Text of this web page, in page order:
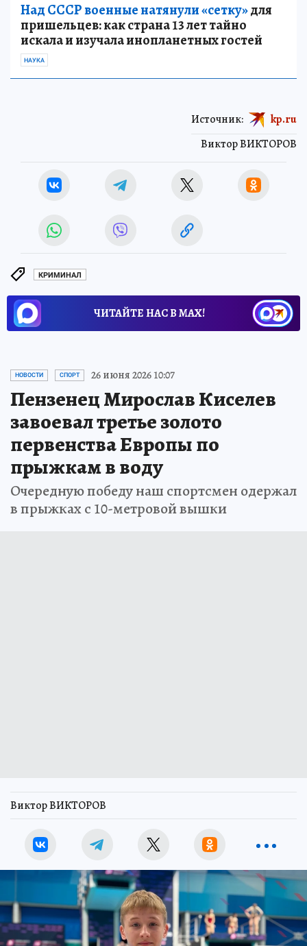
Над СССР военные натянули «сетку»для
пришельцев: как страна 13 лет тайно
искала и изучала инопланетных гостей
НАУКА
Виктор ВИКТОРОВ
Источник: kp.ru
КРИМИНАЛ
ЧИТАЙТЕ НАС В МАХ!
НОВОСТИ СПОРТ 26 июня 2026 10:07
Пензенец Мирослав Киселев
завоевал третье золото
первенства Европы по
прыжкам в воду
Очередную победу наш спортсмен одержал
в прыжках с 10-метровой вышки
Виктор ВИКТОРОВ